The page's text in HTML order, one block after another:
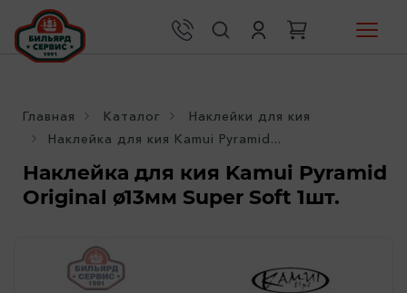
Главная Каталог
Наклейки для кия
Наклейка для кия Kamui Pyramid...
Наклейка для кия Kamui Pyramid
Original ø13мм Super Soft 1шт.